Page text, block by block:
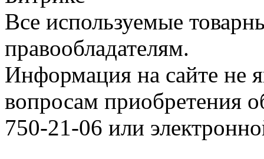
Все используемые
правообладателям.
Информация на сайте не
вопросам приобретения
750-21-06 или